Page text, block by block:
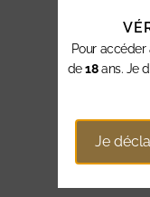
Pour accéder
de18ans. Je
Je